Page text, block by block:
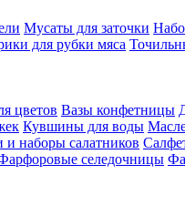
Мусаты для заточки
для рубки мяса
цветов Вазы конфетницы
Кувшины для воды
и наборы салатников
селедочницы